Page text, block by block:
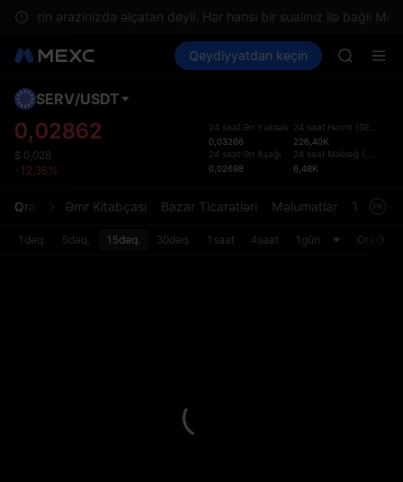
sizin ərazinizdə əlçatan deyil. Hər hansı bir sualınız ilə bağlı
Bazarlar Spot Futures SPCX
Qeydiyyatdan keçin
SKYAI
AAOI
SKYAI
SERV/USDT
0,02862
$ 0,028
-12,36%
24 saat Ən Yüksək
0,03266
24 saat Ən Aşağı
0,02698
24 saat Həcm (SERV
226,40K
24 saat Məbləğ (
6,48K
Qrafik Əmr Kitabçası Bazar Ticarətləri Məlumatlar
1dəq. 5dəq. 15dəq. 30dəq. 1saat 4saat 1gün Orijinal